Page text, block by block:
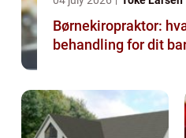
Børnekiropraktor:
behandling for dit